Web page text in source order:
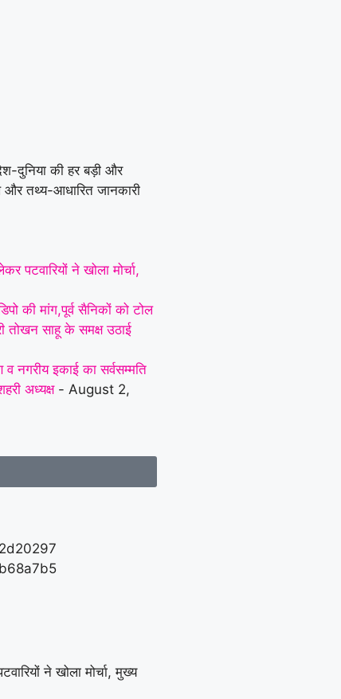
दुनिया की हर बड़ी और
और तथ्य-आधारित जानकारी
पटवारियों ने खोला मोर्चा,
की मांग,पूर्व सैनिकों को टोल
तोखन साहू के समक्ष उठाई
नगरीय इकाई का सर्वसम्मति
अध्यक्ष- August 2,